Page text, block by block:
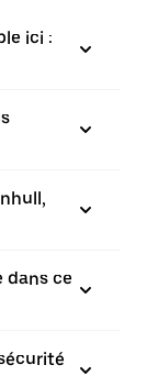
ici :
dans ce